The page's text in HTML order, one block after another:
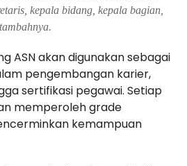
kepala bidang, kepala bagian,
ASN akan digunakan sebagai
pengembangan karier,
sertifikasi pegawai. Setiap
memperoleh grade
kemampuan